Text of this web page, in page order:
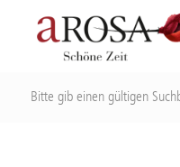
Bitte gib einen gültigen